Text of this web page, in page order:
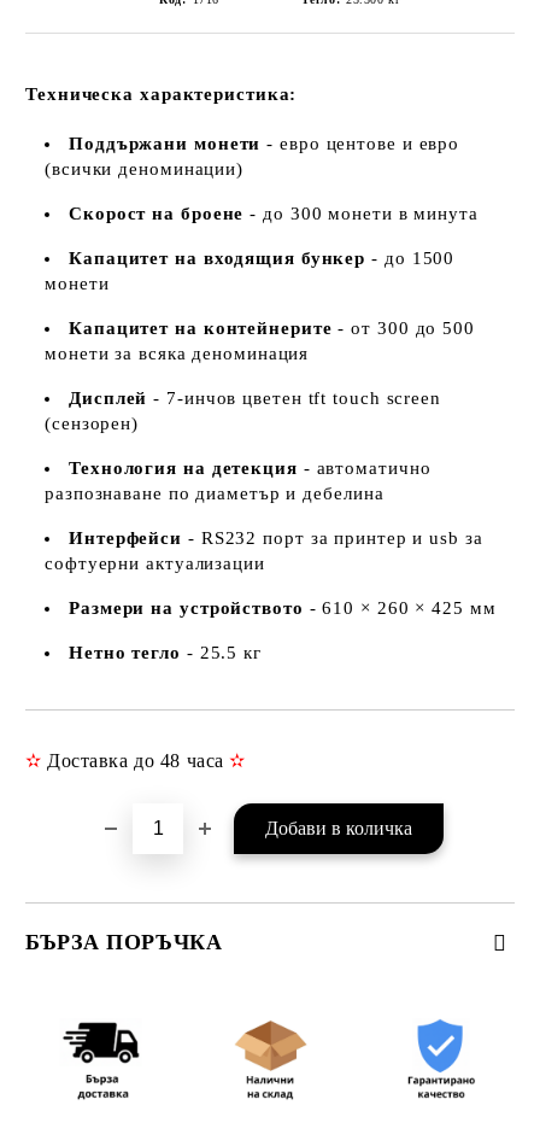
Техническа характеристика:
Поддържани монети - евро центове и евро
(всички деноминации)
Скорост на броене - до 300 монети в минута
Капацитет на входящия бункер - до 1500
монети
Капацитет на контейнерите - от 300 до 500
монети за всяка деноминация
Дисплей - 7-инчов цветен tft touch screen
(сензорен)
Технология на детекция - автоматично
разпознаване по диаметър и дебелина
Интерфейси - RS232 порт за принтер и usb за
софтуерни актуализации
Размери на устройството - 610 × 260 × 425 мм
Нетно тегло - 25.5 кг
✫ Доставка до 48 часа✫
БЪРЗА ПОРЪЧКА